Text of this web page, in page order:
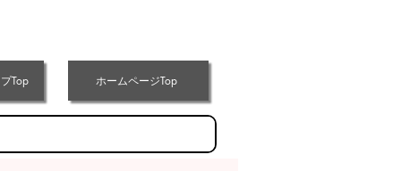
Top ホームページTop